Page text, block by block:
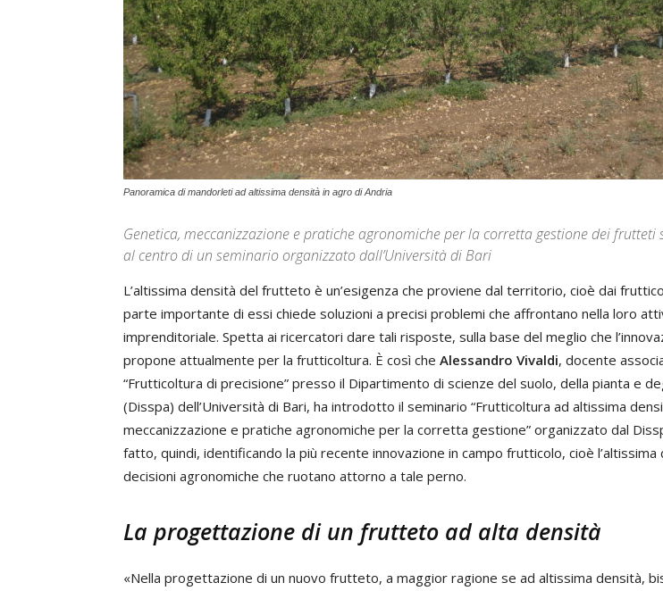
Panoramica di mandorleti ad altissima densità in agro di Andria
Genetica, meccanizzazione e pratiche agronomiche per la corretta gestione dei frutteti
al centro di un seminario organizzato dall’Università di Bari
L’altissima densità del frutteto è un’esigenza che proviene dal territorio, cioè dai
parte importante di essi chiede soluzioni a precisi problemi che affrontano nella loro
imprenditoriale. Spetta ai ricercatori dare tali risposte, sulla base del meglio che
propone attualmente per la frutticoltura. È così che Alessandro Vivaldi, docente
“Frutticoltura di precisione” presso il Dipartimento di scienze del suolo, della pianta e
(Disspa) dell’Università di Bari, ha introdotto il seminario “Frutticoltura ad altissima
meccanizzazione e pratiche agronomiche per la corretta gestione” organizzato dal
fatto, quindi, identificando la più recente innovazione in campo frutticolo, cioè l’altissima
decisioni agronomiche che ruotano attorno a tale perno.
La progettazione di un frutteto ad alta densità
«Nella progettazione di un nuovo frutteto, a maggior ragione se ad altissima densità,